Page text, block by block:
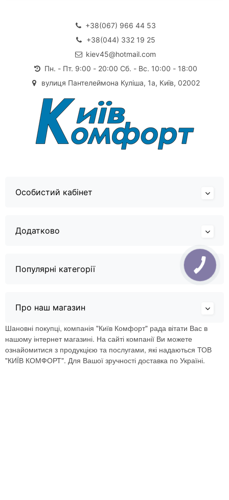
+38(067) 966 44 53
+38(044) 332 19 25
kiev45@hotmail.com
Пн. - Пт. 9:00 - 20:00 Сб. - Вс. 10:00 - 18:00
вулиця Пантелеймона Куліша, 1а, Київ, 02002
Особистий кабінет
Додатково
Популярні категорії
Про наш магазин
Шановні покупці, компанія "Київ Комфорт" рада вітати Вас в
нашому інтернет магазині. На сайті компанії Ви можете
ознайомитися з продукцією та послугами, які надаються ТОВ
"КИЇВ КОМФОРТ". Для Вашої зручності доставка по Україні.